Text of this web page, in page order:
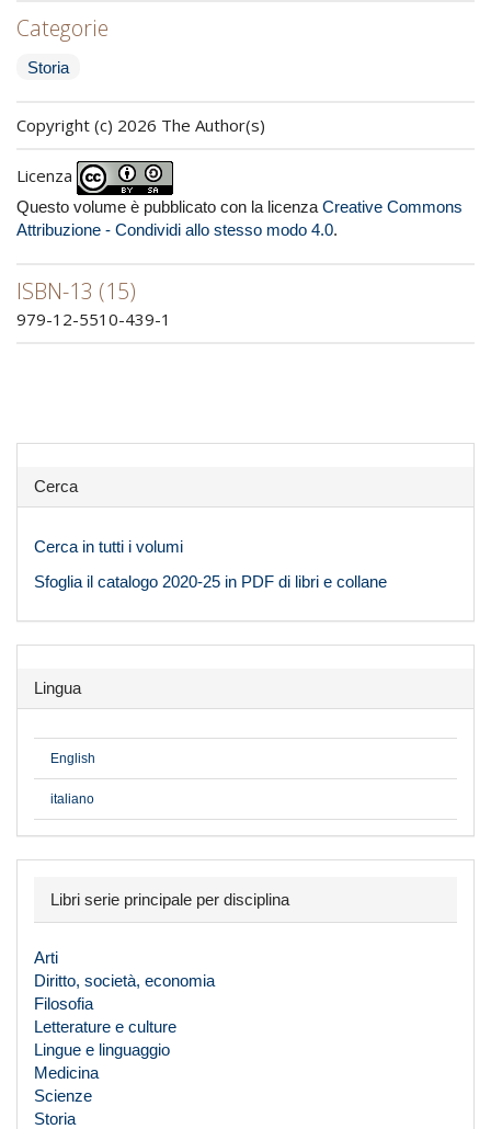
Categorie
Storia
Copyright (c) 2026 The Author(s)
Licenza
Questo volume è pubblicato con la licenza Creative Commons
Attribuzione - Condividi allo stesso modo 4.0.
ISBN-13 (15)
979-12-5510-439-1
Cerca
Cerca in tutti i volumi
Sfoglia il catalogo 2020-25 in PDF di libri e collane
Lingua
English
italiano
Libri serie principale per disciplina
Arti
Diritto, società, economia
Filosofia
Letterature e culture
Lingue e linguaggio
Medicina
Scienze
Storia